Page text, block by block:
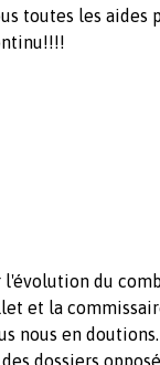
toutes les aides
l'évolution du
et la
nous en doutions.
dossiers